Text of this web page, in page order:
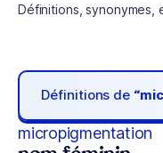
Définitions, synonymes,
Définitions de
micropigmentation